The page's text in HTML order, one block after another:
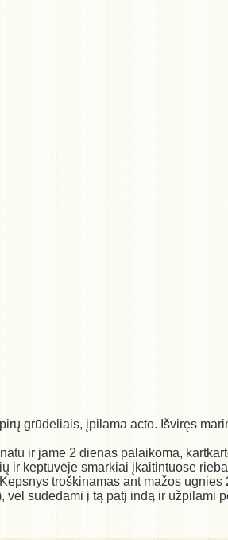
grūdeliais, įpilama acto. Išviręs
ir jame 2 dienas palaikoma,
ir keptuvėje smarkiai įkaitintuose
troškinamas ant mažos ugnies
sudedami į tą patį indą ir užpilami